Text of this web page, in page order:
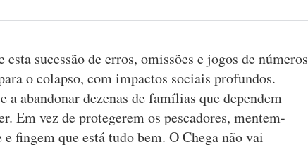
sucessão de erros, omissões e jogos de números
o colapso, com impactos sociais profundos.
a abandonar dezenas de famílias que dependem
Em vez de protegerem os pescadores, mentem-
e fingem que está tudo bem. O Chega não vai